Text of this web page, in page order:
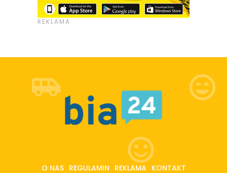
O NAS REGULAMIN REKLAMA KONTAKT